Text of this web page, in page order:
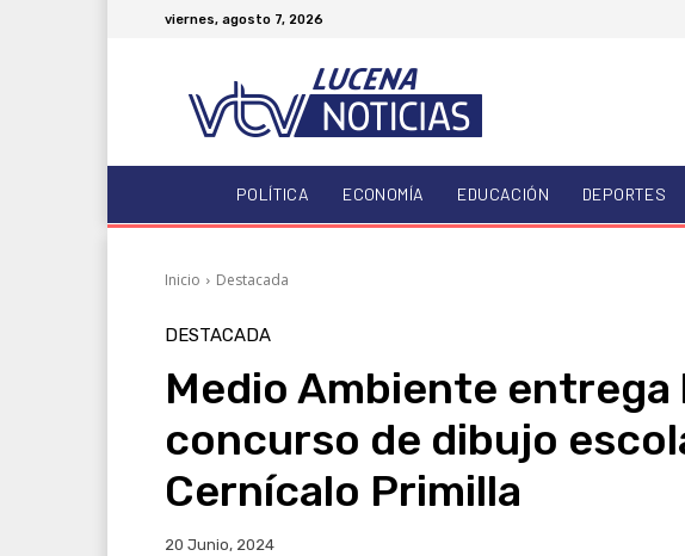
viernes, agosto 7, 2026
POLÍTICA ECONOMÍA EDUCACIÓN DEPORTES
Inicio Destacada
DESTACADA
Medio Ambiente entrega
concurso de dibujo
Cernícalo Primilla
20 Junio, 2024